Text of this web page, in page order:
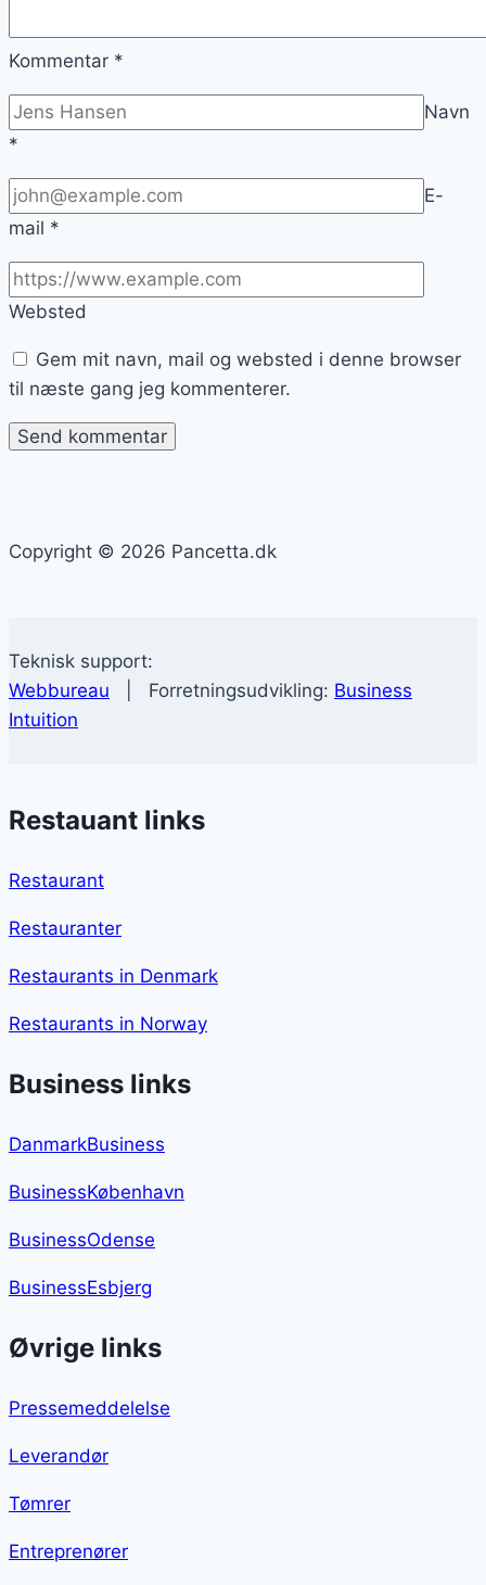
Kommentar *
Navn
*
E-
mail *
Websted
Gem mit navn, mail og websted i denne browser
til næste gang jeg kommenterer.
Copyright © 2026 Pancetta.dk
Teknisk support:
Webbureau | Forretningsudvikling: Business
Intuition
Restauant links
Restaurant
Restauranter
Restaurants in Denmark
Restaurants in Norway
Business links
DanmarkBusiness
BusinessKøbenhavn
BusinessOdense
BusinessEsbjerg
Øvrige links
Pressemeddelelse
Leverandør
Tømrer
Entreprenører